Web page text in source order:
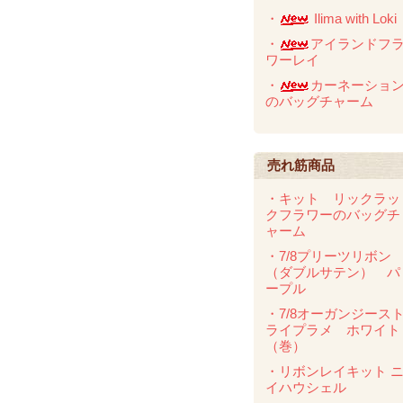
・
Ilima with Loki
・
アイランドフラ
ワーレイ
・
カーネーション
のバッグチャーム
売れ筋商品
・キット リックラッ
クフラワーのバッグチ
ャーム
・7/8プリーツリボン
（ダブルサテン） パ
ープル
・7/8オーガンジースト
ライプラメ ホワイト
（巻）
・リボンレイキット ニ
イハウシェル